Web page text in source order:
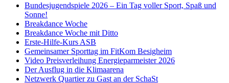
Bundesjugendspiele 2026 – Ein Tag voller Sport, Spaß und
Sonne!
Breakdance Woche
Breakdance Woche mit Ditto
Erste-Hilfe-Kurs ASB
Gemeinsamer Sporttag im FitKom Besigheim
Video Preisverleihung Energieparmeister 2026
Der Ausflug in die Klimaarena
Netzwerk Quartier zu Gast an der SchaSt